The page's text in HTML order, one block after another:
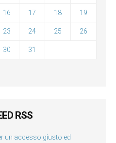
16 17 18 19
23 24 25 26
30 31
RSS
un accesso giusto ed